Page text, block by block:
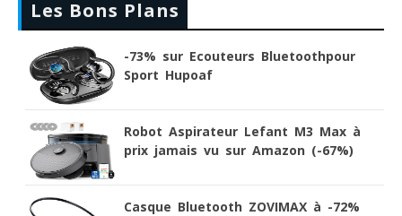
Les Bons Plans
-73% sur Ecouteurs Bluetoothpour
Sport Hupoaf
Robot Aspirateur Lefant M3 Max à
prix jamais vu sur Amazon (-67%)
Casque Bluetooth ZOVIMAX à -72%